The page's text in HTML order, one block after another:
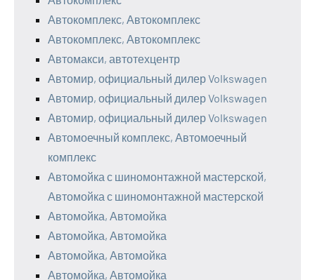
Автокомплекс, Автокомплекс
Автокомплекс, Автокомплекс
Автомакси, автотехцентр
Автомир, официальный дилер Volkswagen
Автомир, официальный дилер Volkswagen
Автомир, официальный дилер Volkswagen
Автомоечный комплекс, Автомоечный
комплекс
Автомойка с шиномонтажной мастерской,
Автомойка с шиномонтажной мастерской
Автомойка, Автомойка
Автомойка, Автомойка
Автомойка, Автомойка
Автомойка, Автомойка